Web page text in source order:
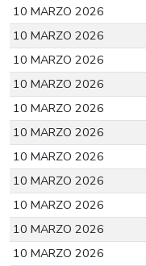
10 MARZO 2026
10 MARZO 2026
10 MARZO 2026
10 MARZO 2026
10 MARZO 2026
10 MARZO 2026
10 MARZO 2026
10 MARZO 2026
10 MARZO 2026
10 MARZO 2026
10 MARZO 2026